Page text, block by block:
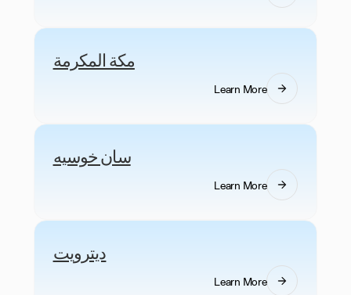
مكة المكرمة
Learn More
سان خوسيه
Learn More
ديترويت
Learn More